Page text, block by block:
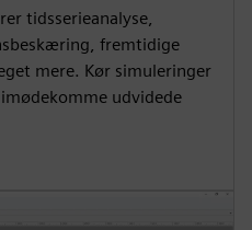
tidsserieanalyse,
fremtidige
mere. Kør simuleringer
udvidede